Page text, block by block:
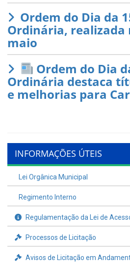
Ordem do Dia da
Ordinária, realizada
maio
Ordem do Dia
Ordinária destaca
e melhorias para
INFORMAÇÕES ÚTEIS
Lei Orgânica Municipal
Regimento Interno
Regulamentação da Lei de
Processos de Licitação
Avisos de Licitação em